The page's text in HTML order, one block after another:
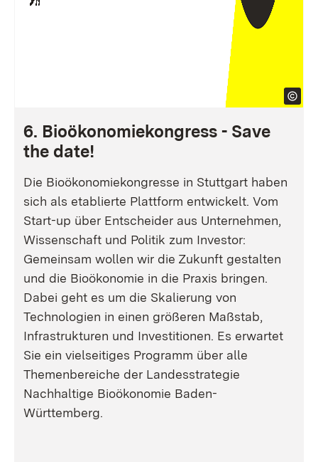
6. Bioökonomiekongress - Save
the date!
Die Bioökonomiekongresse in Stuttgart haben
sich als etablierte Plattform entwickelt. Vom
Start-up über Entscheider aus Unternehmen,
Wissenschaft und Politik zum Investor:
Gemeinsam wollen wir die Zukunft gestalten
und die Bioökonomie in die Praxis bringen.
Dabei geht es um die Skalierung von
Technologien in einen größeren Maßstab,
Infrastrukturen und Investitionen. Es erwartet
Sie ein vielseitiges Programm über alle
Themenbereiche der Landesstrategie
Nachhaltige Bioökonomie Baden-
Württemberg.